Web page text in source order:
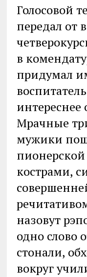
Голосовой
передал от
в
придумал
интереснее
Мрачные
мужики
пионерской
кострами,
назовут
одно слово
стонали,
вокруг